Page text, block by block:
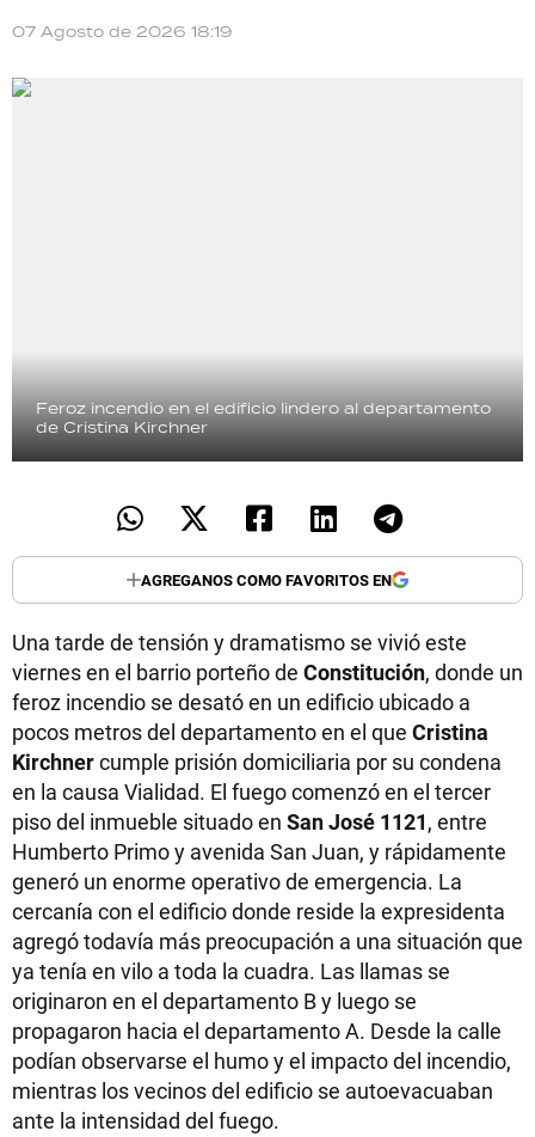
07 Agosto de 2026 18:19
Feroz incendio en el edificio lindero al departamento
de Cristina Kirchner
AGREGANOS COMO FAVORITOS EN
Una tarde de tensión y dramatismo se vivió este
viernes en el barrio porteño de Constitución, donde un
feroz incendio se desató en un edificio ubicado a
pocos metros del departamento en el que Cristina
Kirchnercumple prisión domiciliaria por su condena
en la causa Vialidad. El fuego comenzó en el tercer
piso del inmueble situado en San José 1121, entre
Humberto Primo y avenida San Juan, y rápidamente
generó un enorme operativo de emergencia. La
cercanía con el edificio donde reside la expresidenta
agregó todavía más preocupación a una situación que
ya tenía en vilo a toda la cuadra. Las llamas se
originaron en el departamento B y luego se
propagaron hacia el departamento A. Desde la calle
podían observarse el humo y el impacto del incendio,
mientras los vecinos del edificio se autoevacuaban
ante la intensidad del fuego.